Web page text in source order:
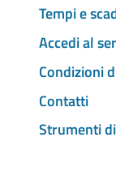
Tempi e
Accedi al
Condizioni
Contatti
Strumenti